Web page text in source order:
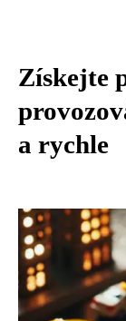
Získejte
a rychle